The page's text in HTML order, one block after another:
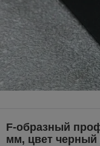
F-образный
мм, цвет